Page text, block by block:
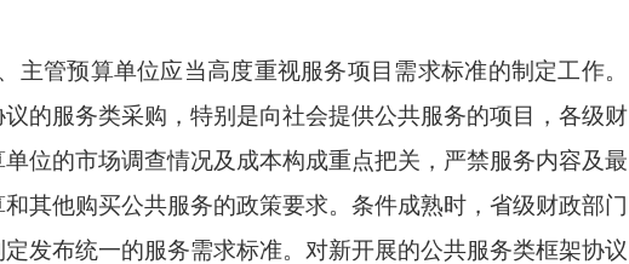
主管预算单位应当高度重视服务项目需求标准的制定工作。
的服务类采购，特别是向社会提供公共服务的项目， 各级财
位的市场调查情况及成本构成重点把关， 严禁服务内容及最
其他购买公共服务的政策要求。 条件成熟时，省级财政部门
发布统一的服务需求标准。对新开展的公共服务类框架协议